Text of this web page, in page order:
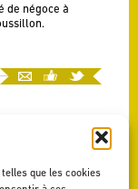
que les cookies
de négoce à